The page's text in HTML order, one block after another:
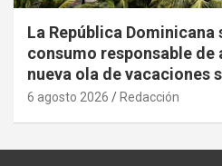
La República Dominicana
consumo responsable de
nueva ola de vacaciones
6 agosto 2026 Redacción